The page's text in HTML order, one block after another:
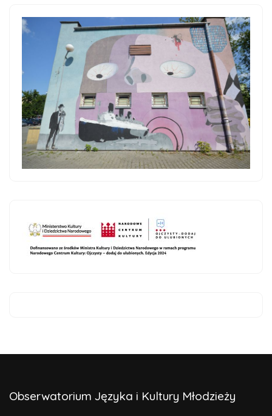
Obserwatorium Języka i Kultury Młodzieży